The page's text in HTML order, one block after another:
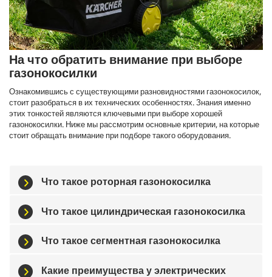
На что обратить внимание при выборе
газонокосилки
Ознакомившись с существующими разновидностями газонокосилок,
стоит разобраться в их технических особенностях. Знания именно
этих тонкостей являются ключевыми при выборе хорошей
газонокосилки. Ниже мы рассмотрим основные критерии, на которые
стоит обращать внимание при подборе такого оборудования.
Что такое роторная газонокосилка
Что такое цилиндрическая газонокосилка
Что такое сегментная газонокосилка
Какие преимущества у электрических